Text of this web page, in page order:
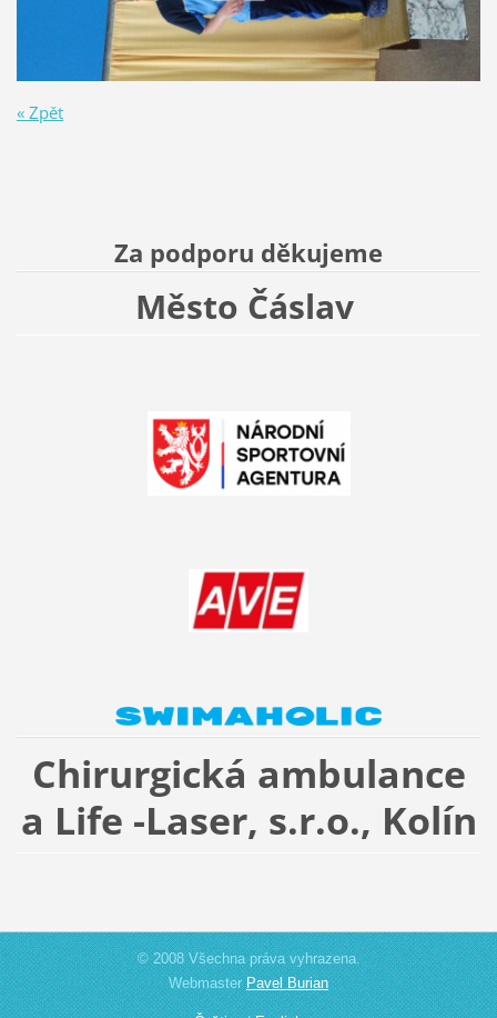
« Zpět
Za podporu děkujeme
Město Čáslav
Chirurgická ambulance
a Life -Laser, s.r.o., Kolín
© 2008 Všechna práva vyhrazena.
WebmasterPavel Burian